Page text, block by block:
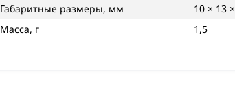
Габаритные размеры, мм
10 × 13
Масса, г
1,5